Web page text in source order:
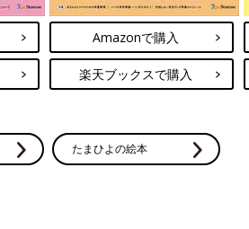
Amazonで購入
楽天ブックスで購入
たまひよの絵本